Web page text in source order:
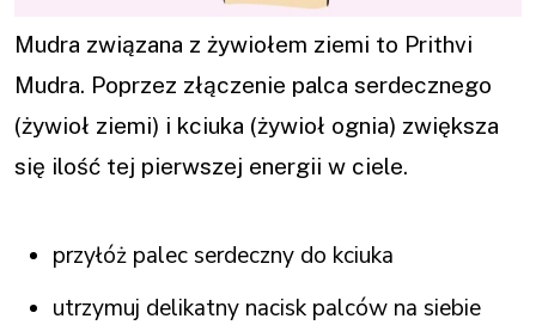
Mudra związana z żywiołem ziemi to Prithvi
Mudra. Poprzez złączenie palca serdecznego
(żywioł ziemi) i kciuka (żywioł ognia) zwiększa
się ilość tej pierwszej energii w ciele.
przyłóż palec serdeczny do kciuka
utrzymuj delikatny nacisk palców na siebie